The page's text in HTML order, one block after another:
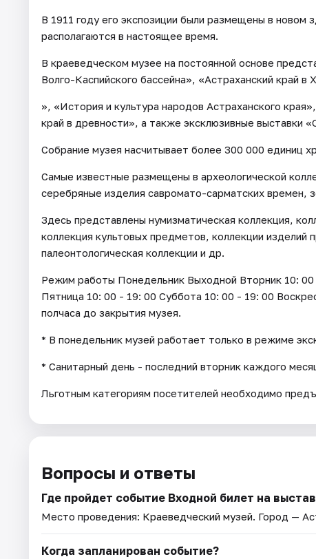
В 1911 году его экспозиции были размещены в новом
располагаются в настоящее время.
В краеведческом музее на постоянной основе
Волго-Каспийского бассейна», «Астраханский край в
», «История и культура народов Астраханского
край в древности», а также эксклюзивные выставки
Собрание музея насчитывает более 300 000 единиц
Самые известные размещены в археологической
серебряные изделия савромато-сарматских времен,
Здесь представлены нумизматическая коллекция,
коллекция культовых предметов, коллекции изделий
палеонтологическая коллекции и др.
Режим работы Понедельник Выходной Вторник 10:
Пятница 10: 00 - 19: 00 Суббота 10: 00 - 19: 00
полчаса до закрытия музея.
* В понедельник музей работает только в режиме
* Санитарный день - последний вторник каждого
Льготным категориям посетителей необходимо
Вопросы и ответы
Где пройдет событие Входной билет на
Место проведения: Краеведческий музей. Город —
Когда запланирован событие?